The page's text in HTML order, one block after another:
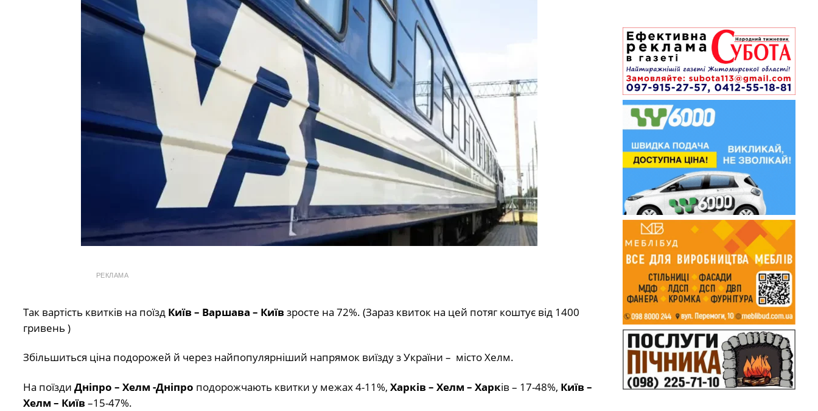
РЕКЛАМА
Так вартість квитків на поїзд Київ – Варшава – Київзросте на 72%. (Зараз квиток на цей потяг коштує від 1400
гривень )
Збільшиться ціна подорожей й через найпопулярніший напрямок виїзду з України – місто Хелм.
На поїзди Дніпро – Хелм -Дніпро подорожчають квитки у межах 4-11%, Харків – Хелм – Харків – 17-48%, Київ –
Хелм – Київ–15-47%.